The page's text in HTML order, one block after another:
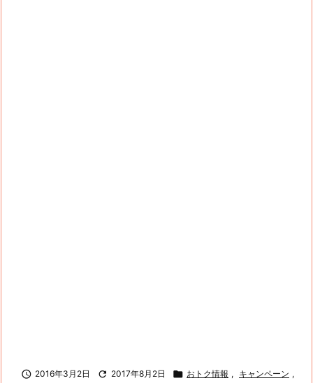
 2016年3月2日  2017年8月2日  おトク情報 , キャンペーン ,